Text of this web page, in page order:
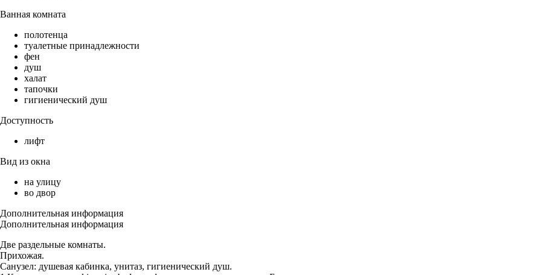
Ванная комната
полотенца
туалетные принадлежности
фен
душ
халат
тапочки
гигиенический душ
Доступность
лифт
Вид из окна
на улицу
во двор
Дополнительная информация
Дополнительная информация
Две раздельные комнаты.
Прихожая.
Санузел: душевая кабинка, унитаз, гигиенический душ.